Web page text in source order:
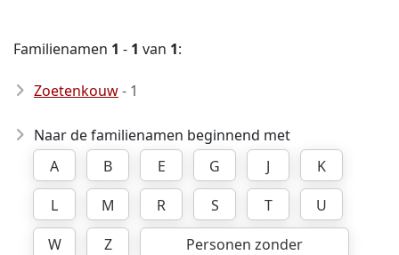
Familienamen 1 - 1 van 1:
Zoetenkouw- 1
Naar de familienamen beginnend met
A
B E G J
K
L
M R S T
U
W
Z
Personen zonder